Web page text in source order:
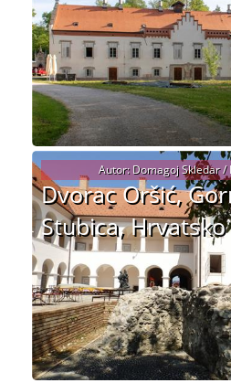
Dvorac Oršić,
Stubica,
Autor: Domagoj Skledar